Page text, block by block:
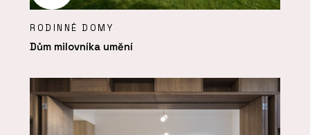
RODINNÉ DOMY
Dům milovníka umění